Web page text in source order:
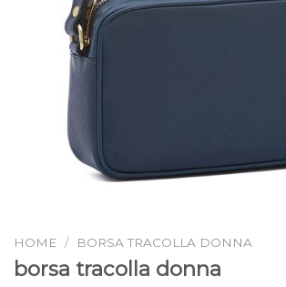
HOME / BORSA TRACOLLA DONNA
borsa tracolla donna